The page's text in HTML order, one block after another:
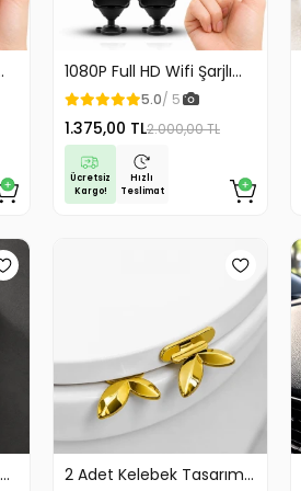
1080P Full HD Wifi Şarjlı
Mini Güvenlik Kamerası
Geniş Açılı Balık Gözü
Maksimum Görüntü
Kalitesi
5.0/ 5
1.375,00 TL2.000,00 TL
Ücretsiz
Kargo!
Hızlı
Teslimat
2 Adet Kelebek Tasarım